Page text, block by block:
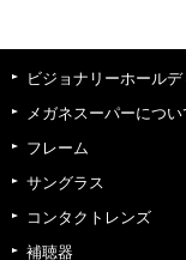
ビジョナリーホール
メガネスーパーについ
フレーム
サングラス
コンタクトレンズ
補聴器